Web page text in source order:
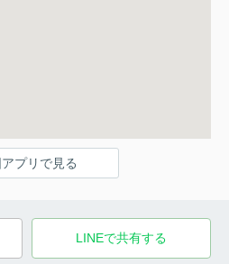
プリで見る
LINEで共有する